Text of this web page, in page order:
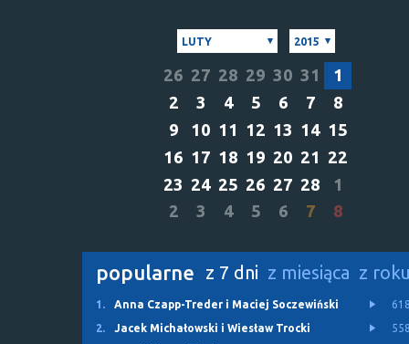
LUTY 2015
26 27 28 29 30 31
1
2
3 4 5 6 7
8
9
10 11 12 13 14 15
16 17 18 19 20 21 22
23 24 25 26 27 28
1
2
3 4 5 6 7 8
popularne z 7 dni z miesiąca z
1. Anna Czapp-Treder i Maciej Soczewiński
2.
Jacek Michałowski i Wiesław Trocki